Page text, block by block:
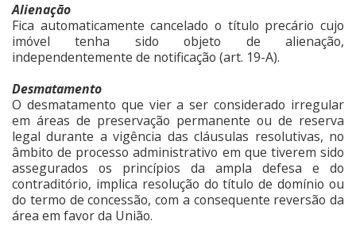
Alienação
Fica automaticamente cancelado o título precário cujo
imóvel tenha sido objeto de alienação,
independentemente de notificação (art. 19-A).
Desmatamento
O desmatamento que vier a ser considerado irregular
em áreas de preservação permanente ou de reserva
legal durante a vigência das cláusulas resolutivas, no
âmbito de processo administrativo em que tiverem sido
assegurados os princípios da ampla defesa e do
contraditório, implica resolução do título de domínio ou
do termo de concessão, com a consequente reversão da
área em favor da União.